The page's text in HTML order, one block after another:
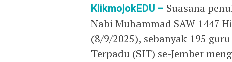
KlikmojokEDU – Suasana
Nabi Muhammad SAW 1447
(8/9/2025), sebanyak 195
Terpadu (SIT) se-Jember